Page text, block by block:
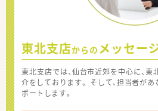
東北支店からの メッセー
東北支店では、仙台市近郊を中心に、
介をしております。 そして、担当者が
ポートします。